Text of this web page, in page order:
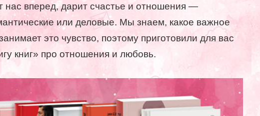
нас вперед, дарит счастье и отношения —
или деловые. Мы знаем, какое важное
это чувство, поэтому приготовили для вас
книг» про отношения и любовь.